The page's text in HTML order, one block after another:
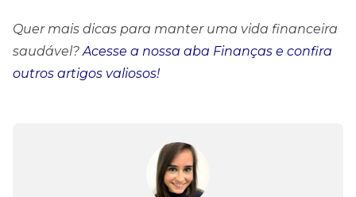
Quer mais dicas para manter uma vida financeira
saudável? Acesse a nossa aba Finanças e confira
outros artigos valiosos!